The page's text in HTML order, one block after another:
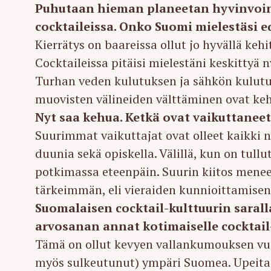
Puhutaan hieman planeetan
cocktaileissa. Onko Suomi mielestäsi
Kierrätys on baareissa ollut jo hyvällä
Cocktaileissa pitäisi mielestäni keskittyä
Turhan veden kulutuksen ja sähkön
muovisten välineiden välttäminen ovat
Nyt saa kehua. Ketkä ovat
Suurimmat vaikuttajat ovat olleet kaikki
duunia sekä opiskella. Välillä, kun on
potkimassa eteenpäin. Suurin kiitos
tärkeimmän, eli vieraiden
Suomalaisen cocktail-kulttuurin
arvosanan annat kotimaiselle
Tämä on ollut kevyen vallankumouksen
myös sulkeutunut) ympäri Suomea.
r
c
h
f
o
r
: